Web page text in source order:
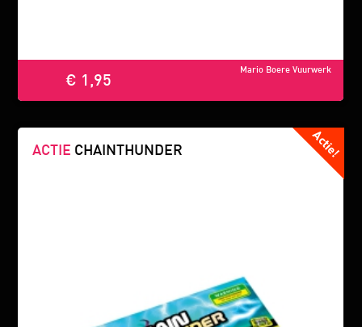
Mario Boere Vuurwerk
€ 1,95
ACTIE CHAINTHUNDER